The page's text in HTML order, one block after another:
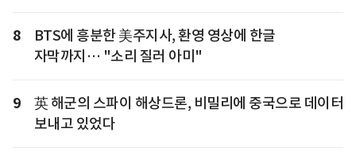
8
BTS에 흥분한 美주지사, 환영 영상에 한글
자막까지… "소리 질러 아미"
9
英 해군의 스파이 해상드론, 비밀리에 중국으로 데이터
보내고 있었다